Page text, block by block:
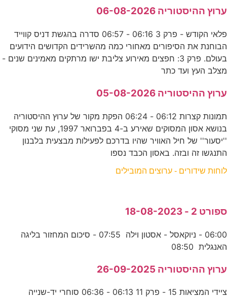
ערוץ ההיסטוריה 06-08-2026
פלאי הקודש - פרק 3 06:16 - 06:57 סדרה בהגשת דניס קווייד
הבוחנת את הסיפורים מאחורי כמה מהשרידים הקדושים הידועים
בעולם. פרק 3: חפצים מאירוע צליבת ישו מרתקים מאמינים שנים -
מצלב העץ ועד כתר
ערוץ ההיסטוריה 05-08-2026
תמונות קצרות 06:12 - 06:24 הפקת מקור של ערוץ ההיסטוריה
בנושא אסון המסוקים שאירע ב-4 בפברואר 1997, עת שני מסוקי
''יסעור'' של חיל האוויר שהיו בדרכם לפעילות מבצעית בלבנון
התנגשו זה ובזה. באסון הכבד נספו
לוחות שידורים - ערוצים המובילים
ספורט 2 - 18-08-2023
06:00 - ניוקאסל - אסטון וילה 07:55 - סיכום המחזור בליגה
האנגלית 08:50
ערוץ ההיסטוריה 26-09-2025
ציידי המציאות 15 - פרק 11 06:13 - 06:36 סוחרי יד-שנייה